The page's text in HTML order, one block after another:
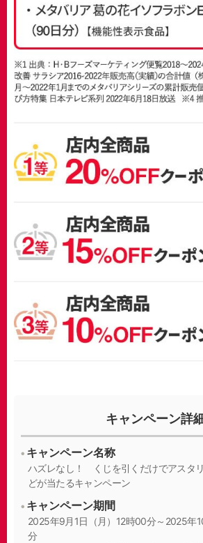
キャンペーン詳
キャンペーン名称
ハズレなし！ くじを引くだけでアスタ
どが当たるキャンペーン
キャンペーン期間
2025年9月1日（月）12時00分～2025年
分